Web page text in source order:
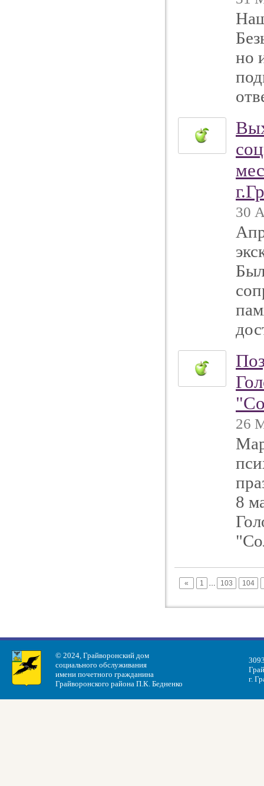
но
30
26
8
« 1 … 103 104
© 2024, Грайворонский дом
социального обслуживания
имени почетного гражданина
Грайворонского района П.К. Бедненко
г.